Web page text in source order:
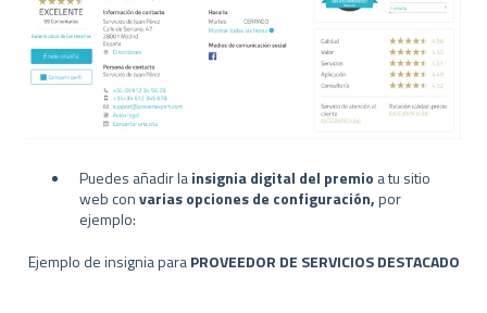
Puedes añadir lainsignia digital del premio a tu sitio
web convarias opciones de configuración,por
ejemplo:
Ejemplo de insignia paraPROVEEDOR DE SERVICIOS DESTACADO